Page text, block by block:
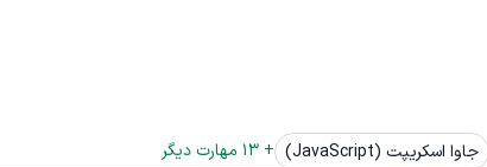
جاوا اسکریپت (JavaScript) +
13 مهارت دیگر